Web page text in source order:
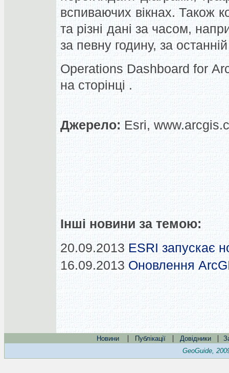
вспиваючих вікнах. Також
та різні дані за часом,
за певну годину, за
Operations Dashboard for
на сторінці .
Джерело: Esri,
Інші новини за темою:
20.09.2013 ESRI запускає
16.09.2013 Оновлення
Новини | Публікації | Довідники |
GeoGuide,